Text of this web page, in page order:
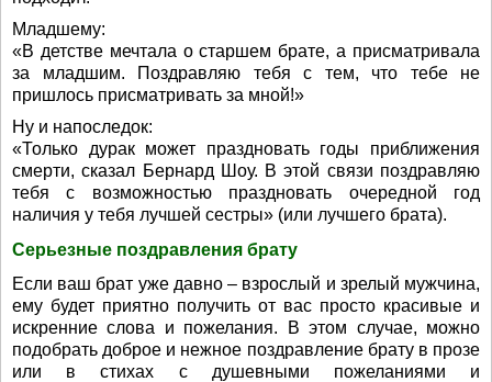
Младшему:
«В детстве мечтала о старшем брате, а присматривала
за младшим. Поздравляю тебя с тем, что тебе не
пришлось присматривать за мной!»
Ну и напоследок:
«Только дурак может праздновать годы приближения
смерти, сказал Бернард Шоу. В этой связи поздравляю
тебя с возможностью праздновать очередной год
наличия у тебя лучшей сестры» (или лучшего брата).
Серьезные поздравления брату
Если ваш брат уже давно – взрослый и зрелый мужчина,
ему будет приятно получить от вас просто красивые и
искренние слова и пожелания. В этом случае, можно
подобрать доброе и нежное поздравление брату в прозе
или в стихах с душевными пожеланиями и